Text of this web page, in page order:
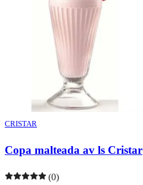
CRISTAR
Copa malteada av ls Cristar
(0)